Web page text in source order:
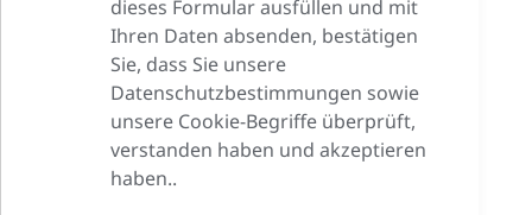
dieses Formular ausfüllen und mit
Ihren Daten absenden, bestätigen
Sie, dass Sie unsere
Datenschutzbestimmungen sowie
unsere Cookie-Begriffe überprüft,
verstanden haben und akzeptieren
haben..